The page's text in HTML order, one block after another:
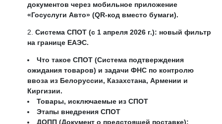
документов через мобильное приложение
«Госуслуги Авто» (QR-код вместо бумаги).
Система СПОТ (с 1 апреля 2026 г.): новый фильтр
на границе ЕАЭС.
Что такое СПОТ (Система подтверждения
ожидания товаров) и задачи ФНС по контролю
ввоза из Белоруссии, Казахстана, Армении и
Киргизии.
Товары, исключаемые из СПОТ
Этапы внедрения СПОТ
ДОПП (Документ о предстоящей поставке):